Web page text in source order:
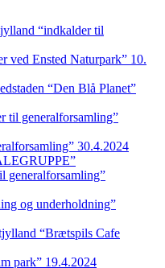
“indkalder til
ved Ensted Naturpark” 10.
“Den Blå Planet”
til generalforsamling”
30.4.2024
generalforsamling”
og underholdning”
“Brætspils Cafe
park” 19.4.2024